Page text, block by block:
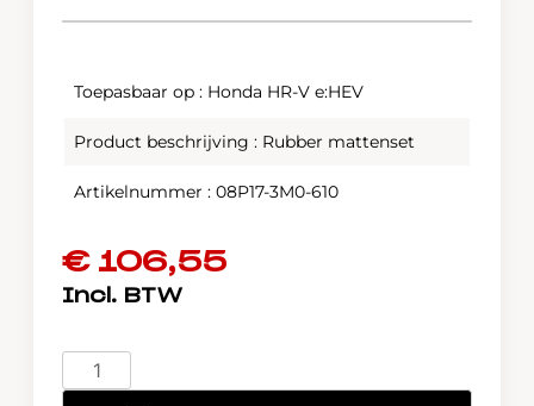
Toepasbaar op : Honda HR-V e:HEV
Product beschrijving : Rubber mattenset
Artikelnummer : 08P17-3M0-610
€106,55
Honda
HR-